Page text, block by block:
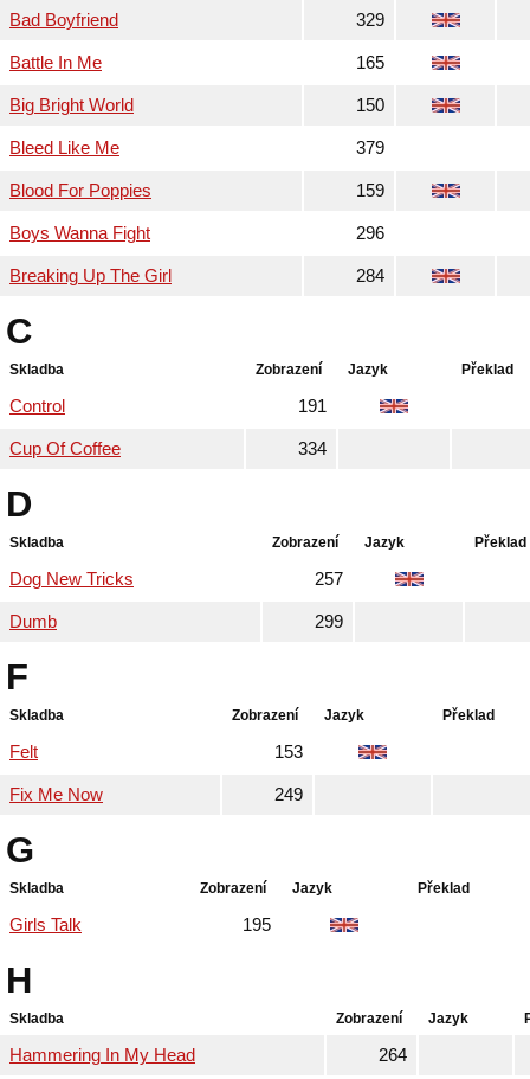
Bad Boyfriend 329
Battle In Me 165
Big Bright World 150
Bleed Like Me 379
Blood For Poppies 159
Boys Wanna Fight 296
Breaking Up The Girl 284
C
Skladba Zobrazení Jazyk Překlad
Control 191
Cup Of Coffee 334
D
Skladba Zobrazení Jazyk Překlad
Dog New Tricks 257
Dumb 299
F
Skladba Zobrazení Jazyk Překlad
Felt 153
Fix Me Now 249
G
Skladba Zobrazení Jazyk Překlad
Girls Talk 195
H
Skladba Zobrazení Jazyk
Hammering In My Head 264